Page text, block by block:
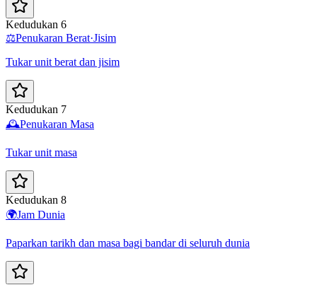
Kedudukan 6
⚖️Penukaran Berat·Jisim
Tukar unit berat dan jisim
Kedudukan 7
🕰️Penukaran Masa
Tukar unit masa
Kedudukan 8
🌍Jam Dunia
Paparkan tarikh dan masa bagi bandar di seluruh dunia